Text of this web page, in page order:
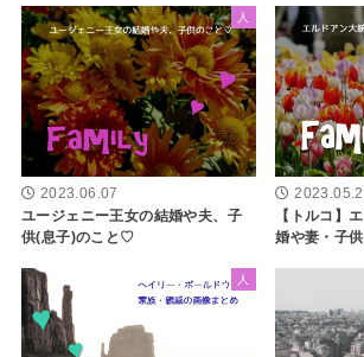
人
2023.06.07
ユージェニー王女の結婚や夫、子
供(息子)のこと♡
【トルコ】
婚や妻・子
人